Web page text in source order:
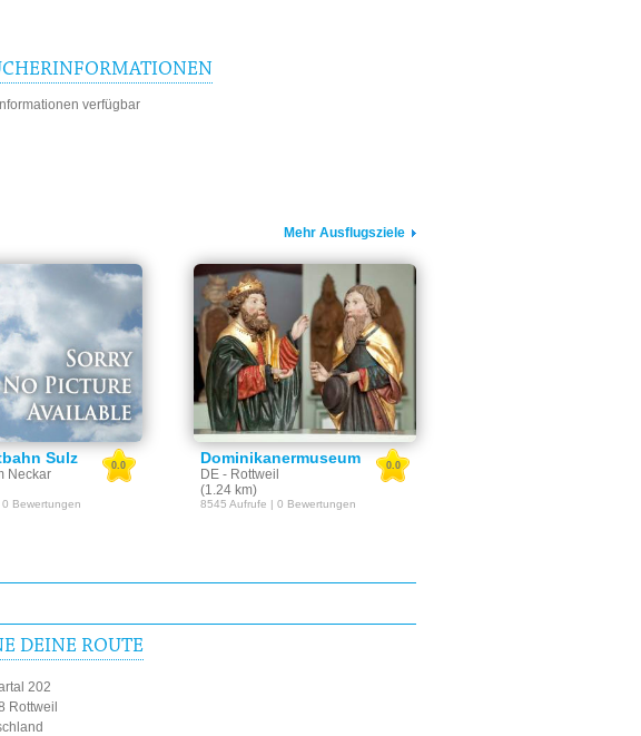
verfügbar
Mehr Ausflugsziele
Sulz
Neckar
0.0
Bewertungen
Dominikanermuseum
DE - Rottweil
(1.24 km)
0.0
8545 Aufrufe | 0 Bewertungen
DEINE ROUTE
202
Rottweil